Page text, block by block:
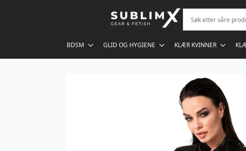
BDSM GLID OG HYGIENE KLÆR KVINNER